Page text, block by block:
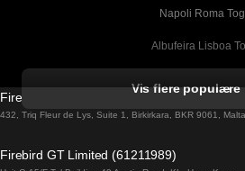
Napoli Roma Tog
Albufeira Lisboa
Barcelona Madrid
Vis flere populære
Firebird GT Limited (OC 1451)
432, Triq Fleur de Lys, Suite 1, Birkirkara, BKR 9061, Malta
Firebird GT Limited (61211989)